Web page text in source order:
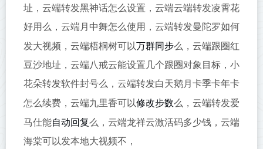
址，云端转发黑神话怎么设置，云端云端转发凌霄花
好用么，云端月中舞怎么使用，云端转发曼陀罗如何
发大视频，云端梧桐树可以万群同步么，云端跟圈红
豆沙地址，云端八戒云能设置几个跟圈对象目标，小
花朵转发软件封号么，云端转发白天鹅月卡季卡年卡
怎么续费，云端九里香可以修改步数么，云端转发爱
马仕能自动回复么，云端龙祥云激活码多少钱，云端
海棠可以发本地大视频不，